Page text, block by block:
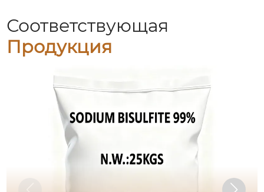
Соответствующая
Продукция